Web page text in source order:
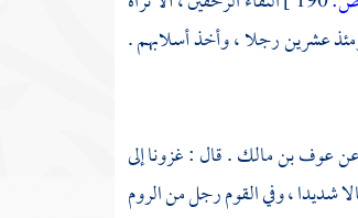
عشرين رجلا ، وأخذ أسلابهم .
عوف بن مالك. قال : غزونا إلى
شديدا ، وفي القوم رجل منالروم